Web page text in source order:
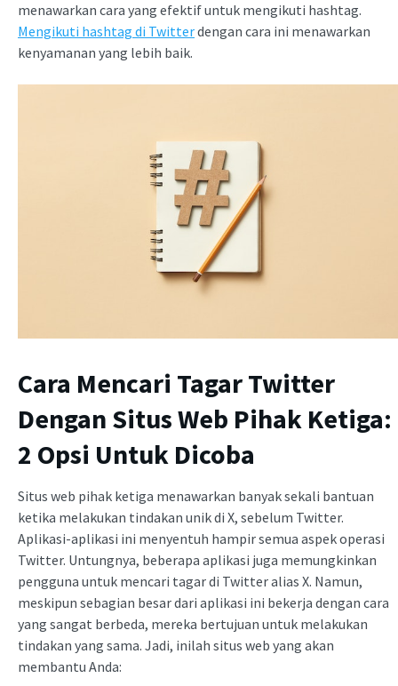
menawarkan cara yang efektif untuk mengikuti hashtag.
Mengikuti hashtag di Twitterdengan cara ini menawarkan
kenyamanan yang lebih baik.
Cara Mencari Tagar Twitter
Dengan Situs Web Pihak Ketiga:
2 Opsi Untuk Dicoba
Situs web pihak ketiga menawarkan banyak sekali bantuan
ketika melakukan tindakan unik di X, sebelum Twitter.
Aplikasi-aplikasi ini menyentuh hampir semua aspek operasi
Twitter. Untungnya, beberapa aplikasi juga memungkinkan
pengguna untuk mencari tagar di Twitter alias X. Namun,
meskipun sebagian besar dari aplikasi ini bekerja dengan cara
yang sangat berbeda, mereka bertujuan untuk melakukan
tindakan yang sama. Jadi, inilah situs web yang akan
membantu Anda: